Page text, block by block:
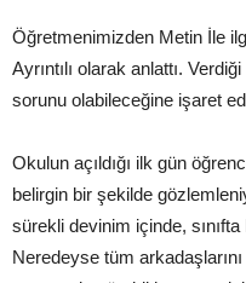
Öğretmenimizden Metin İle
Ayrıntılı olarak anlattı.
sorunu olabileceğine işaret
Okulun açıldığı ilk gün
belirgin bir şekilde
sürekli devinim içinde,
Neredeyse tüm